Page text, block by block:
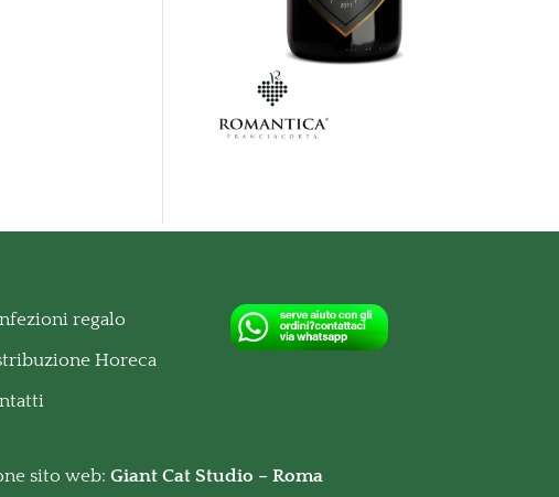
regalo
Horeca
sito web: Giant Cat Studio – Roma